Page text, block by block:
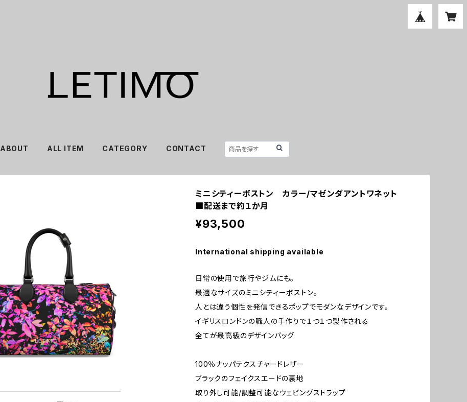
ABOUT ALL ITEM CATEGORY CONTACT
ミニシティーボストン カラー/マゼンダアントワネット
■配送まで約１か月
¥93,500
International shipping available
日常の使用で旅行やジムにも。
最適なサイズのミニシティーボストン。
人とは違う個性を発信できるポップでモダンなデザインです。
イギリスロンドンの職人の手作りで１つ１つ製作される
全てが最高級のデザインバッグ
100％ナッパテクスチャードレザー
ブラックのフェイクスエードの裏地
取り外し可能/調整可能なウェビングストラップ